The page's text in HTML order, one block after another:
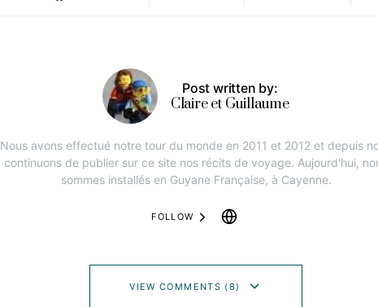
Post written by:
Claire et Guillaume
Nous avons effectué notre tour du monde en 2011 et 2012 et depuis
continuons de publier sur ce site nos récits de voyage. Aujourd'hui,
sommes installés en Guyane Française, à Cayenne.
FOLLOW
VIEW COMMENTS (8)